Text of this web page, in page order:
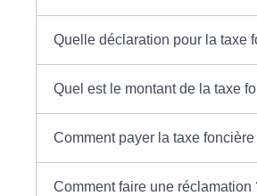
Quelle déclaration pour la taxe
Quel est le montant de la taxe
Comment payer la taxe foncière
Comment faire une réclamation